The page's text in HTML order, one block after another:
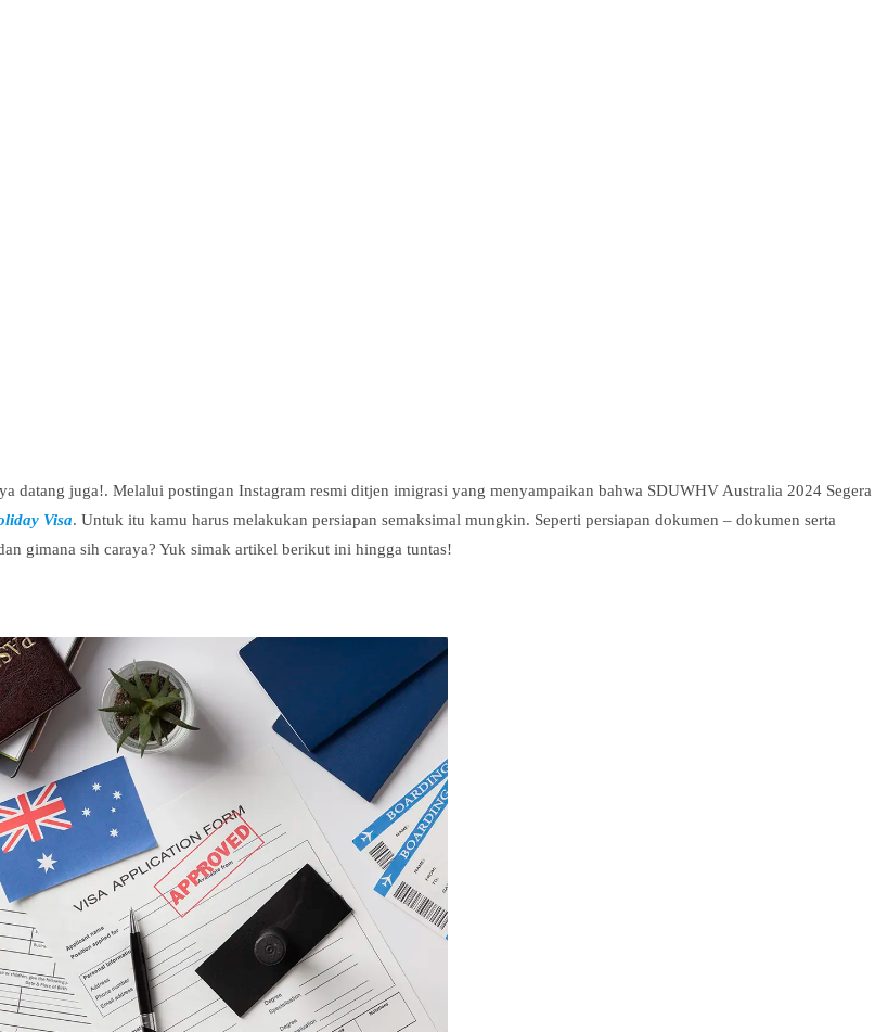
juga!. Melalui postingan Instagram resmi ditjen imigrasi yang menyampaikan bahwa SDUWHV Australia 2024 Segera
Visa. Untuk itu kamu harus melakukan persiapan semaksimal mungkin. Seperti persiapan dokumen – dokumen serta
gimana sih caraya? Yuk simak artikel berikut ini hingga tuntas!